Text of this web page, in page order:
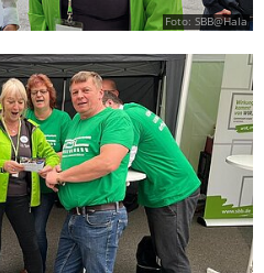
Foto: SBB@Hala